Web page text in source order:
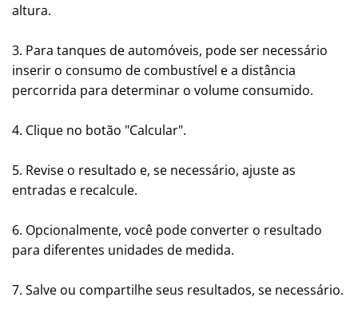
altura.
3. Para tanques de automóveis, pode ser necessário
inserir o consumo de combustível e a distância
percorrida para determinar o volume consumido.
4. Clique no botão "Calcular".
5. Revise o resultado e, se necessário, ajuste as
entradas e recalcule.
6. Opcionalmente, você pode converter o resultado
para diferentes unidades de medida.
7. Salve ou compartilhe seus resultados, se necessário.